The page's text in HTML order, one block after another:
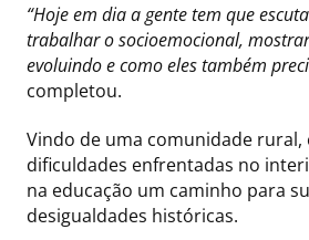
“Hoje em dia a gente tem que
trabalhar o socioemocional,
evoluindo e como eles também
completou.
Vindo de uma comunidade rural,
dificuldades enfrentadas no
na educação um caminho para
desigualdades históricas.